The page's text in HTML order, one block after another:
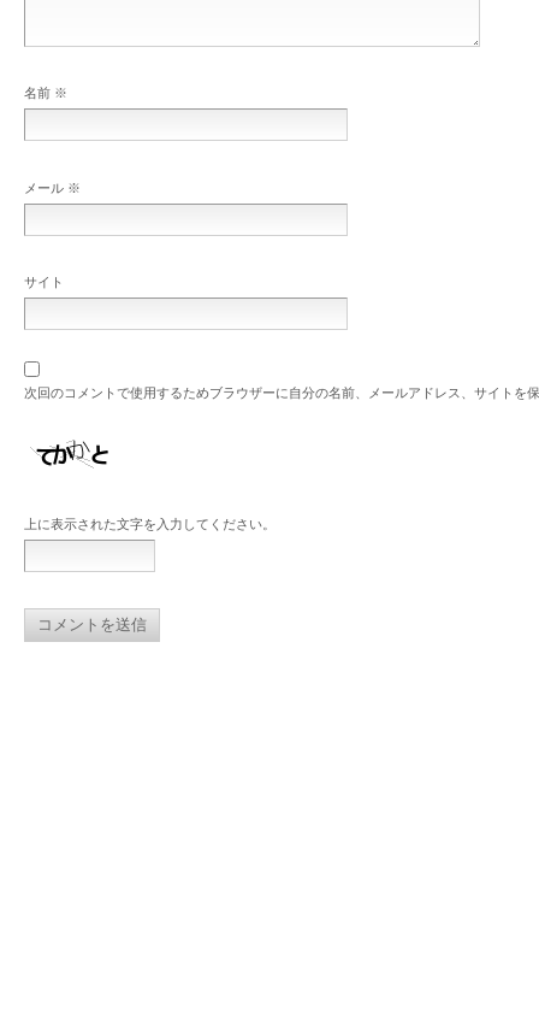
名前 ※
メール ※
サイト
次回のコメントで使用するためブラウザーに自分の名前、メールアドレス、サイトを
上に表示された文字を入力してください。